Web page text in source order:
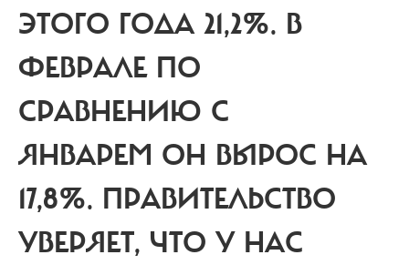
ЭТОГО ГОДА 21,2%. В
ФЕВРАЛЕ ПО
СРАВНЕНИЮ С
ЯНВАРЕМ ОН ВЫРОС НА
17,8%. ПРАВИТЕЛЬСТВО
УВЕРЯЕТ, ЧТО У НАС